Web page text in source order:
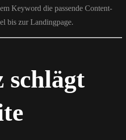
Keyword die passende Content-
bis zur Landingpage.
schlägt